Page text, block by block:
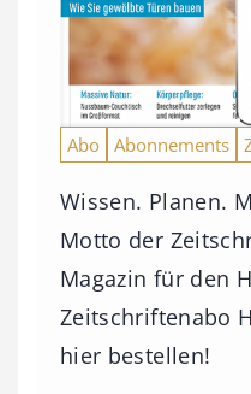
Abo Abonnements
Wissen. Planen.
Motto der
Magazin für den
Zeitschriftenabo
hier bestellen!